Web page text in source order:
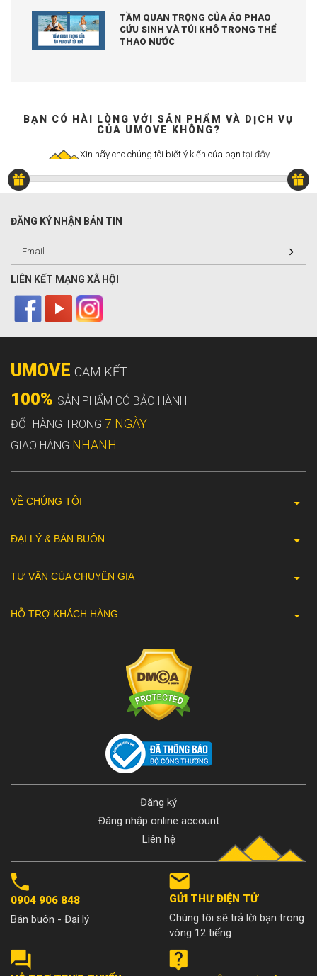
TẦM QUAN TRỌNG CỦA ÁO PHAO
CỨU SINH VÀ TÚI KHÔ TRONG THỂ
THAO NƯỚC
BẠN CÓ HÀI LÒNG VỚI SẢN PHẨM VÀ DỊCH VỤ
CỦA UMOVE KHÔNG?
Xin hãy cho chúng tôi biết ý kiến của bạn tại đây
ĐĂNG KÝ NHẬN BẢN TIN
LIÊN KẾT MẠNG XÃ HỘI
UMOVE CAM KẾT
100% SẢN PHẨM CÓ BẢO HÀNH
ĐỔI HÀNG TRONG 7 NGÀY
GIAO HÀNG NHANH
VỀ CHÚNG TÔI
ĐẠI LÝ & BÁN BUÔN
TƯ VẤN CỦA CHUYÊN GIA
HỖ TRỢ KHÁCH HÀNG
Đăng ký
Đăng nhập online account
Liên hệ
0904 906 848
Bán buôn - Đại lý
GỬI THƯ ĐIỆN TỬ
Chúng tôi sẽ trả lời bạn trong
vòng 12 tiếng